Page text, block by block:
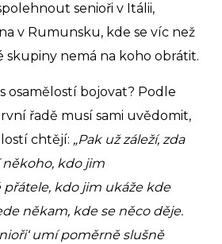
senioři v Itálii,
v Rumunsku, kde se víc než
nemá na koho obrátit.
osamělostí bojovat? Podle
řadě musí sami uvědomit,
chtějí: „Pak už záleží, zda
kdo jim
kdo jim ukáže kde
někam, kde se něco děje.
umí poměrně slušně